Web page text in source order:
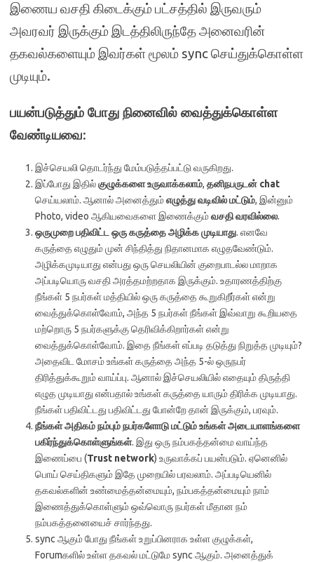
இணைய வசதி கிடைக்கும் பட்சத்தில் இருவரும்
அவரவர் இருக்கும் இடத்திலிருந்தே அனைவரின்
தகவல்களையும் இவர்கள் மூலம் sync செய்துக்கொள்ள
முடியும்.
பயன்படுத்தும் போது நினைவில் வைத்துக்கொள்ள
வேண்டியவை:
இச்செயலி தொடர்ந்து மேம்படுத்தப்பட்டு வருகிறது.
இப்போது இதில்குழுக்களை உருவாக்கலாம், தனிநபருடன் chat
செய்யலாம். ஆனால் அனைத்தும்எழுத்து வடிவில் மட்டும், இன்னும்
Photo, video ஆகியவைகளை இணைக்கும்வசதி வரவில்லை.
ஒருமுறை பதிவிட்ட ஒரு கருத்தை அழிக்க முடியாது. எனவே
கருத்தை எழுதும் முன் சிந்தித்து நிதானமாக எழுதவேண்டும்.
அழிக்கமுடியாது என்பது ஒரு செயலியின் குறைபாடல்ல மாறாக
அப்படியொரு வசதி அரத்தமற்றதாக இருக்கும். உதாரணத்திற்கு
நீங்கள் 5 நபர்கள் மத்தியில் ஒரு கருத்தை கூறுகிறீர்கள் என்று
வைத்துக்கொள்வோம், அந்த 5 நபர்கள் நீங்கள் இவ்வாறு கூறியதை
மற்றொரு 5 நபர்களுக்கு தெரிவிக்கிறார்கள் என்று
வைத்துக்கொள்வோம். இதை நீங்கள் எப்படி தடுத்து நிறுத்த முடியும்?
அதைவிட மோசம் உங்கள் கருத்தை அந்த 5-ல் ஒருநபர்
திரித்துக்கூறும் வாய்ப்பு. ஆனால் இச்செயலியில் எதையும் திருத்தி
எழுத முடியாது என்பதால் உங்கள் கருத்தை யாரும் திரிக்க முடியாது.
நீங்கள் பதிவிட்டது பதிவிட்டது போன்றே தான் இருக்கும், பரவும்.
நீங்கள் அதிகம் நம்பும் நபர்களோடு மட்டும் உங்கள் அடையாளங்களை
பகிர்ந்துக்கொள்ளுங்கள். இது ஒரு நம்பகத்தன்மை வாய்ந்த
இணைப்பை (Trust network) உருவாக்கப் பயன்படும். ஏனெனில்
பொய் செய்திகளும் இதே முறையில் பரவலாம். அப்படியெனில்
தகவல்களின் உண்மைத்தன்மையும், நம்பகத்தன்மையும் நாம்
இணைத்துக்கொள்ளும் ஒவ்வொரு நபர்கள் மீதான நம்
நம்பகத்தனையைச் சார்ந்தது.
sync ஆகும் போது நீங்கள் உறுப்பினராக உள்ள குழுக்கள்,
Forumகளில் உள்ள தகவல் மட்டுமே sync ஆகும். அனைத்துக்